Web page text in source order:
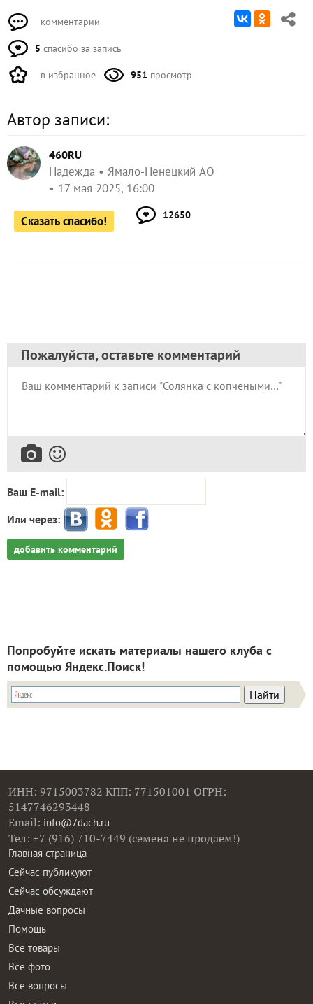
комментарии
5 спасибо за запись
в избранное 951 просмотр
Автор записи:
460RU
Надежда
Ямало-Ненецкий АО
17 мая 2025, 16:00
Сказать спасибо! 12650
Пожалуйста, оставьте комментарий
Ваш E-mail:
Или через:
добавить комментарий
Попробуйте искать материалы нашего клуба с
помощью Яндекс.Поиск!
ИНН: 9715003782 КПП: 771501001 ОГРН:
5147746293448
Email: info@7dach.ru
Тел: +7 (916) 710-7449 (семена не продаем!)
Главная страница
Сейчас публикуют
Сейчас обсуждают
Дачные вопросы
Помощь
Все товары
Все фото
Все вопросы